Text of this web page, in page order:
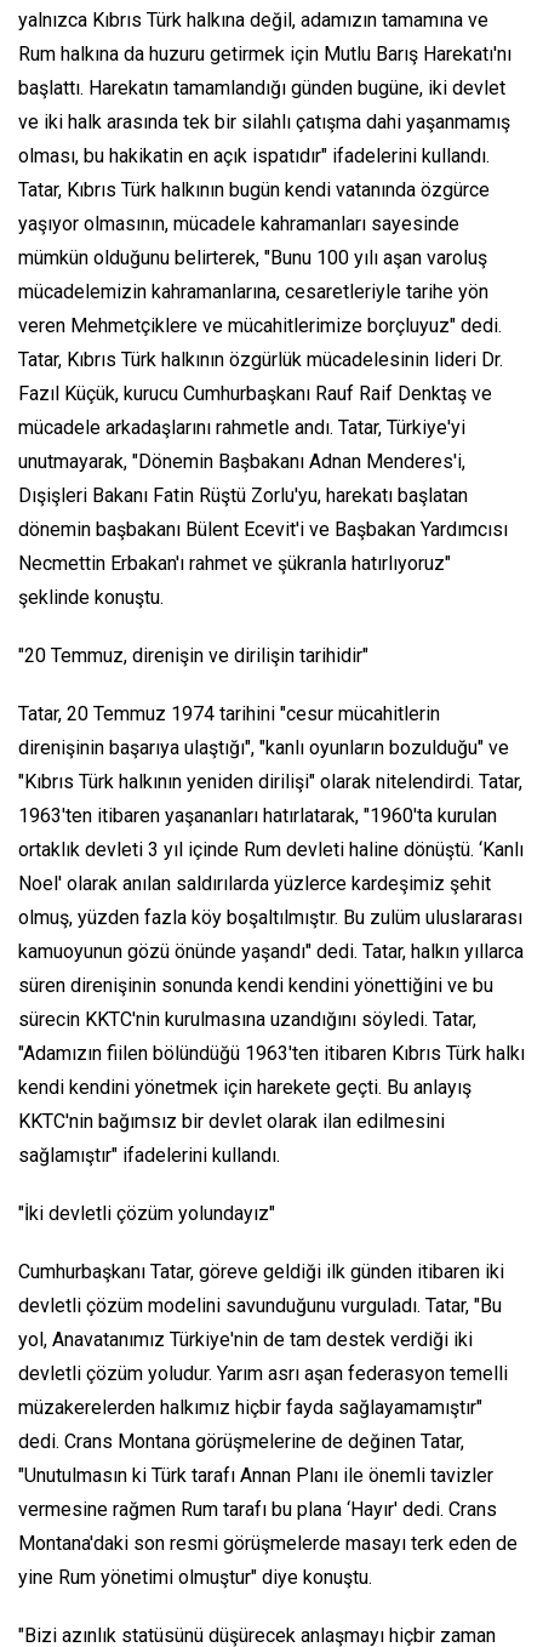
yalnızca Kıbrıs Türk halkına değil, adamızın tamamına ve
Rum halkına da huzuru getirmek için Mutlu Barış Harekatı'nı
başlattı. Harekatın tamamlandığı günden bugüne, iki devlet
ve iki halk arasında tek bir silahlı çatışma dahi yaşanmamış
olması, bu hakikatin en açık ispatıdır" ifadelerini kullandı.
Tatar, Kıbrıs Türk halkının bugün kendi vatanında özgürce
yaşıyor olmasının, mücadele kahramanları sayesinde
mümkün olduğunu belirterek, "Bunu 100 yılı aşan varoluş
mücadelemizin kahramanlarına, cesaretleriyle tarihe yön
veren Mehmetçiklere ve mücahitlerimize borçluyuz" dedi.
Tatar, Kıbrıs Türk halkının özgürlük mücadelesinin lideri Dr.
Fazıl Küçük, kurucu Cumhurbaşkanı Rauf Raif Denktaş ve
mücadele arkadaşlarını rahmetle andı. Tatar, Türkiye'yi
unutmayarak, "Dönemin Başbakanı Adnan Menderes'i,
Dışişleri Bakanı Fatin Rüştü Zorlu'yu, harekatı başlatan
dönemin başbakanı Bülent Ecevit'i ve Başbakan Yardımcısı
Necmettin Erbakan'ı rahmet ve şükranla hatırlıyoruz"
şeklinde konuştu.
"20 Temmuz, direnişin ve dirilişin tarihidir"
Tatar, 20 Temmuz 1974 tarihini "cesur mücahitlerin
direnişinin başarıya ulaştığı", "kanlı oyunların bozulduğu" ve
"Kıbrıs Türk halkının yeniden dirilişi" olarak nitelendirdi. Tatar,
1963'ten itibaren yaşananları hatırlatarak, "1960'ta kurulan
ortaklık devleti 3 yıl içinde Rum devleti haline dönüştü. ‘Kanlı
Noel' olarak anılan saldırılarda yüzlerce kardeşimiz şehit
olmuş, yüzden fazla köy boşaltılmıştır. Bu zulüm uluslararası
kamuoyunun gözü önünde yaşandı" dedi. Tatar, halkın yıllarca
süren direnişinin sonunda kendi kendini yönettiğini ve bu
sürecin KKTC'nin kurulmasına uzandığını söyledi. Tatar,
"Adamızın fiilen bölündüğü 1963'ten itibaren Kıbrıs Türk halkı
kendi kendini yönetmek için harekete geçti. Bu anlayış
KKTC'nin bağımsız bir devlet olarak ilan edilmesini
sağlamıştır" ifadelerini kullandı.
"İki devletli çözüm yolundayız"
Cumhurbaşkanı Tatar, göreve geldiği ilk günden itibaren iki
devletli çözüm modelini savunduğunu vurguladı. Tatar, "Bu
yol, Anavatanımız Türkiye'nin de tam destek verdiği iki
devletli çözüm yoludur. Yarım asrı aşan federasyon temelli
müzakerelerden halkımız hiçbir fayda sağlayamamıştır"
dedi. Crans Montana görüşmelerine de değinen Tatar,
"Unutulmasın ki Türk tarafı Annan Planı ile önemli tavizler
vermesine rağmen Rum tarafı bu plana ‘Hayır' dedi. Crans
Montana'daki son resmi görüşmelerde masayı terk eden de
yine Rum yönetimi olmuştur" diye konuştu.
"Bizi azınlık statüsünü düşürecek anlaşmayı hiçbir zaman